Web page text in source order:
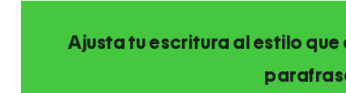
Ajusta tu escritura al estilo